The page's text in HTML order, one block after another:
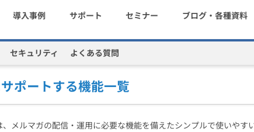
メールリレーサーバー
コストを抑える 遅延なく確実
導入事例 サポート セミナー ブログ・各種資料
資料ダウンロード
セキュリティ よくある質問
ービス 機能一覧
ポートする機能一覧
メルマガの配信・運用に必要な機能を備えたシンプルで使いやす